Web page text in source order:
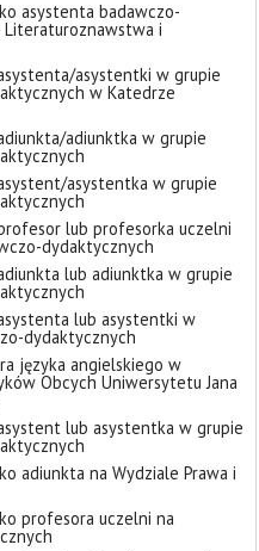
asystenta badawczo-
i
asystentki w grupie
w Katedrze
adiunktka w grupie
asystentka w grupie
lub profesorka uczelni
dydaktycznych
lub adiunktka w grupie
lub asystentki w
dydaktycznych
języka angielskiego w
Obcych Uniwersytetu Jana
lub asystentka w grupie
adiunkta na Wydziale Prawa i
profesora uczelni na